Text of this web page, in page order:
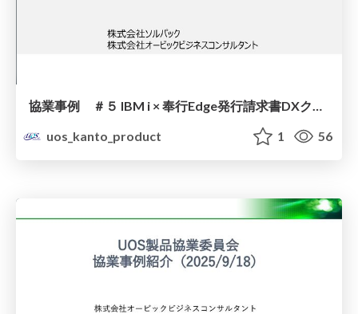
協業事例 ＃５ IBM i × 奉行Edge発行請求書DXクラウド
uos_kanto_product
1 56